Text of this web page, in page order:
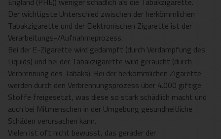
Der wichtigste Unterschied zwischen der herkömmlichen
Tabakzigarette und der Elektronischen Zigarette ist der
Verarbeitungs-/Aufnahmeprozess.
Bei der E-Zigarette wird gedampft (durch Verdampfung des
Liquids) und bei der Tabakzigarette wird geraucht (durch
Verbrennung des Tabaks). Bei der herkömmlichen Zigarette
werden durch den Verbrennungsprozess über 4.000 giftige
Stoffe freigesetzt, was diese so stark schädlich macht und
auch bei Mitmenschen in der Umgebung gesundheitliche
Schäden verursachen kann.
Vielen ist oft nicht bewusst, das gerader der